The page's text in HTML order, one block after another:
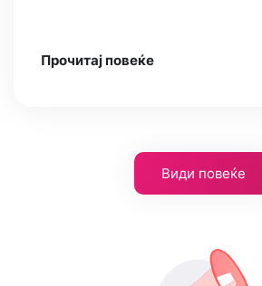
Прочитај повеќе
Види повеќе